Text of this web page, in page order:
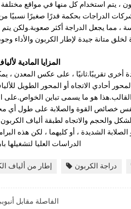
، يتم استخدام كل منها في مواقع مختلفة
الدراجات بحكمة قدرًا صغيرًا نسبيًا
، مما يجعل الدراجة أكثر صعوبة.ولكن
المزايا المادية
أخرى تقريبًا.ثانيًا ، على عكس المعدن ،
أحادي الاتجاه أو المحور الطويل
القالب.هذا هو ما يسمى تباين الخواص.على
والحجم والاتجاه لطبقة ألياف
الشديدة ، أو كليهما ، لكن هذه
الدراسات العليا لتشغيلها
إطار من ألياف دراجة الكربون
الفاصلة مقابل